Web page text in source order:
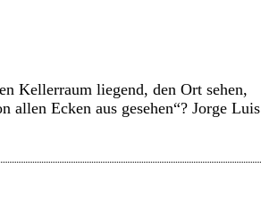
Kellerraum liegend, den Ort sehen,
allen Ecken aus gesehen“? Jorge Luis